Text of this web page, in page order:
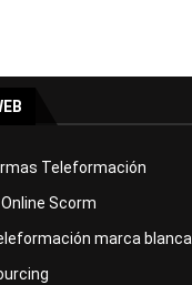
Teleformación
Scorm
marca blanca